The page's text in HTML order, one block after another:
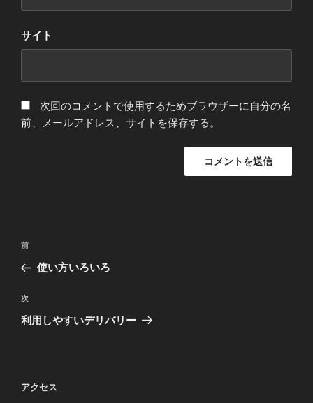
サイト
次回のコメントで使用するためブラウザーに自分の名
前、メールアドレス、サイトを保存する。
投
ナ
ビ
ゲ
ン
前
の
稿
前
使い方いろいろ
次
の
次
利用しやすいデリバリー
アクセス